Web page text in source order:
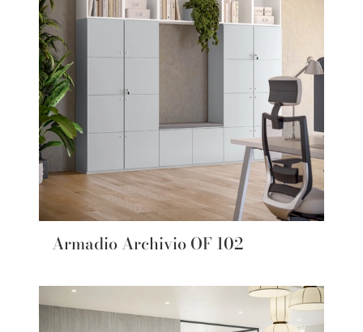
Armadio Archivio OF 102